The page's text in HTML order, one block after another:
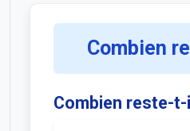
Combien
Combien reste-t-